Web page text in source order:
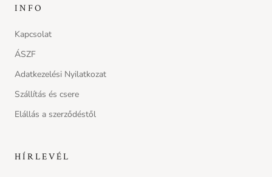
INFO
Kapcsolat
ÁSZF
Adatkezelési Nyilatkozat
Szállítás és csere
Elállás a szerződéstől
HÍRLEVÉL